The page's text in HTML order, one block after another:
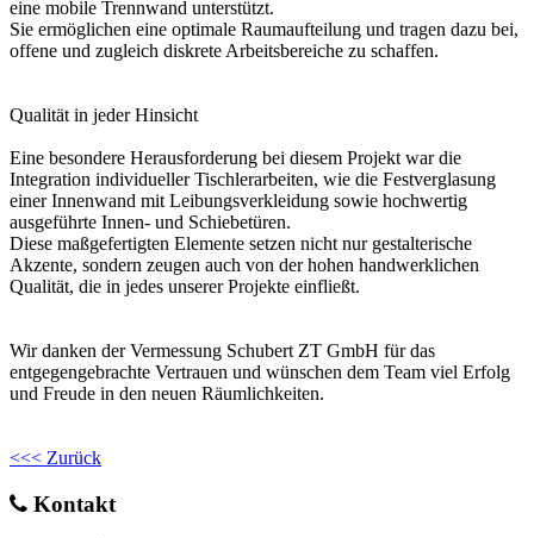
eine mobile Trennwand unterstützt.
Sie ermöglichen eine optimale Raumaufteilung und tragen dazu bei,
offene und zugleich diskrete Arbeitsbereiche zu schaffen.
Qualität in jeder Hinsicht
Eine besondere Herausforderung bei diesem Projekt war die
Integration individueller Tischlerarbeiten, wie die Festverglasung
einer Innenwand mit Leibungsverkleidung sowie hochwertig
ausgeführte Innen- und Schiebetüren.
Diese maßgefertigten Elemente setzen nicht nur gestalterische
Akzente, sondern zeugen auch von der hohen handwerklichen
Qualität, die in jedes unserer Projekte einfließt.
Wir danken der Vermessung Schubert ZT GmbH für das
entgegengebrachte Vertrauen und wünschen dem Team viel Erfolg
und Freude in den neuen Räumlichkeiten.
<<< Zurück
Kontakt